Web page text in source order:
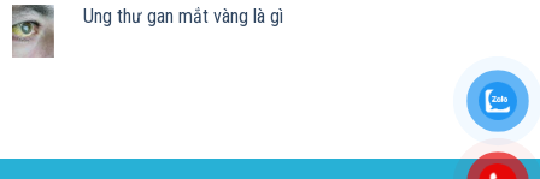
Ung thư gan mắt vàng là gì